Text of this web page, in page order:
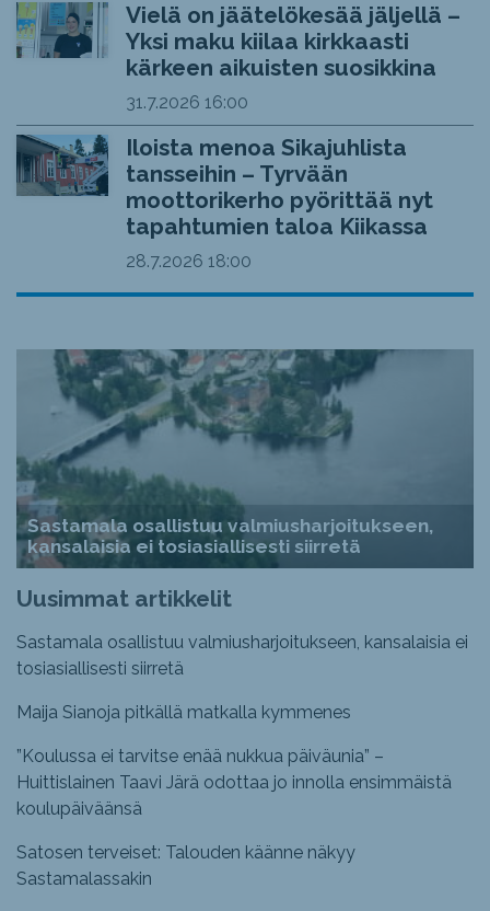
Vielä on jäätelökesää jäljellä –
Yksi maku kiilaa kirkkaasti
kärkeen aikuisten suosikkina
31.7.2026 16:00
Iloista menoa Sikajuhlista
tansseihin – Tyrvään
moottorikerho pyörittää nyt
tapahtumien taloa Kiikassa
28.7.2026 18:00
Sastamala osallistuu valmiusharjoitukseen,
kansalaisia ei tosiasiallisesti siirretä
Uusimmat artikkelit
Sastamala osallistuu valmiusharjoitukseen, kansalaisia ei
tosiasiallisesti siirretä
Maija Sianoja pitkällä matkalla kymmenes
”Koulussa ei tarvitse enää nukkua päiväunia” –
Huittislainen Taavi Järä odottaa jo innolla ensimmäistä
koulupäiväänsä
Satosen terveiset: Talouden käänne näkyy
Sastamalassakin